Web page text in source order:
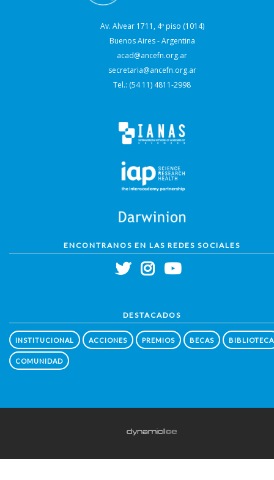
Av. Alvear 1711, 4º piso (1014)
Buenos Aires - Argentina
acad@ancefn.org.ar
secretaria@ancefn.org.ar
Tel.: (54 11) 4811-2998
ENCONTRANOS EN LAS REDES SOCIALES
DESTACADOS
INSTITUCIONAL ACCIONES PREMIOS BECAS BIBLIOTECA
COMUNIDAD